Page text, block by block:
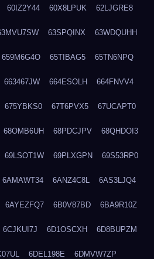
60IZ2Y44 60X8LPUK 62LJGRE8
63SPQINX 63WDQUHH
659M6G4O 65TIBAG5 65TN6NPQ
663467JW 664ESOLH 664FNVV4
675YBKS0 67T6PVX5 67UCAPT0
68OMB6UH 68PDCJPV 68QHDOI3
69LSOT1W 69PLXGPN 69S53RP0
6AMAWT34 6ANZ4C8L 6AS3LJQ4
6AYEZFQ7 6B0V87BD 6BA9R10Z
6CJKUI7J 6D1OSCXH 6D8BUPZM
6DEL198E 6DMVW7ZP